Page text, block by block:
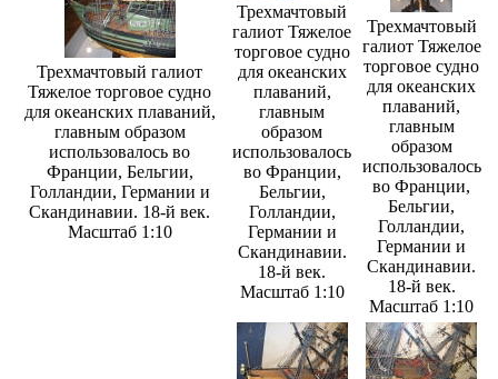
Трехмачтовый галиот
Тяжелое торговое судно
для океанских плаваний,
главным образом
использовалось во
Франции, Бельгии,
Голландии, Германии и
Скандинавии. 18-й век.
Масштаб 1:10
Трехмачтовый
галиот Тяжелое
торговое судно
для океанских
плаваний,
главным
образом
использовалось
во Франции,
Бельгии,
Голландии,
Германии и
Скандинавии.
18-й век.
Масштаб 1:10
Трехмачтовый
галиот Тяжелое
торговое судно
для океанских
плаваний,
главным
образом
использовалось
во Франции,
Бельгии,
Голландии,
Германии и
Скандинавии.
18-й век.
Масштаб 1:10